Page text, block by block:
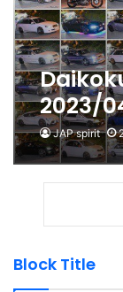
2023/
JAP spirit
Block Title